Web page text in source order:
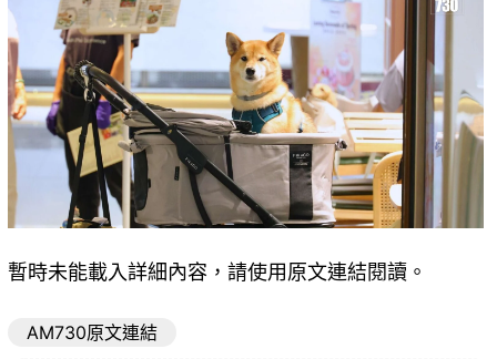
暫時未能載入詳細內容，請使用原文連結閱讀。
AM730原文連結